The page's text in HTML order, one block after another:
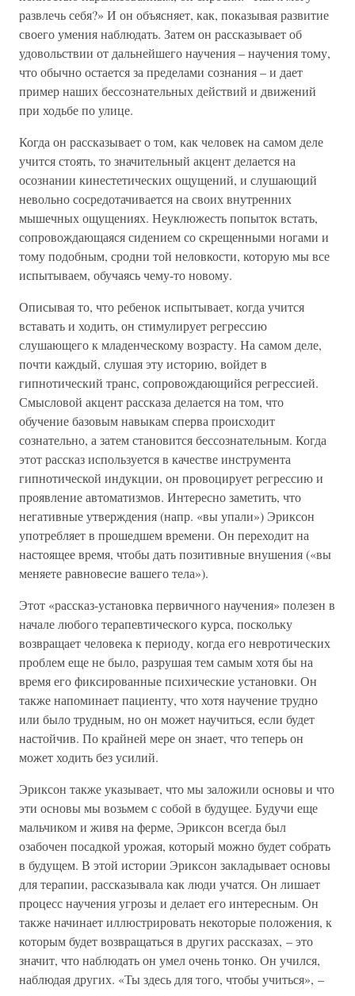
развлечь себя?» И он объясняет, как, показывая развитие
своего умения наблюдать. Затем он рассказывает об
удовольствии от дальнейшего научения – научения тому,
что обычно остается за пределами сознания – и дает
пример наших бессознательных действий и движений
при ходьбе по улице.
Когда он рассказывает о том, как человек на самом деле
учится стоять, то значительный акцент делается на
осознании кинестетических ощущений, и слушающий
невольно сосредотачивается на своих внутренних
мышечных ощущениях. Неуклюжесть попыток встать,
сопровождающаяся сидением со скрещенными ногами и
тому подобным, сродни той неловкости, которую мы все
испытываем, обучаясь чему-то новому.
Описывая то, что ребенок испытывает, когда учится
вставать и ходить, он стимулирует регрессию
слушающего к младенческому возрасту. На самом деле,
почти каждый, слушая эту историю, войдет в
гипнотический транс, сопровождающийся регрессией.
Смысловой акцент рассказа делается на том, что
обучение базовым навыкам сперва происходит
сознательно, а затем становится бессознательным. Когда
этот рассказ используется в качестве инструмента
гипнотической индукции, он провоцирует регрессию и
проявление автоматизмов. Интересно заметить, что
негативные утверждения (напр. «вы упали») Эриксон
употребляет в прошедшем времени. Он переходит на
настоящее время, чтобы дать позитивные внушения («вы
меняете равновесие вашего тела»).
Этот «рассказ-установка первичного научения» полезен в
начале любого терапевтического курса, поскольку
возвращает человека к периоду, когда его невротических
проблем еще не было, разрушая тем самым хотя бы на
время его фиксированные психические установки. Он
также напоминает пациенту, что хотя научение трудно
или было трудным, но он может научиться, если будет
настойчив. По крайней мере он знает, что теперь он
может ходить без усилий.
Эриксон также указывает, что мы заложили основы и что
эти основы мы возьмем с собой в будущее. Будучи еще
мальчиком и живя на ферме, Эриксон всегда был
озабочен посадкой урожая, который можно будет собрать
в будущем. В этой истории Эриксон закладывает основы
для терапии, рассказывала как люди учатся. Он лишает
процесс научения угрозы и делает его интересным. Он
также начинает иллюстрировать некоторые положения, к
которым будет возвращаться в других рассказах, – это
значит, что наблюдать он умел очень тонко. Он учился,
наблюдая других. «Ты здесь для того, чтобы учиться», –